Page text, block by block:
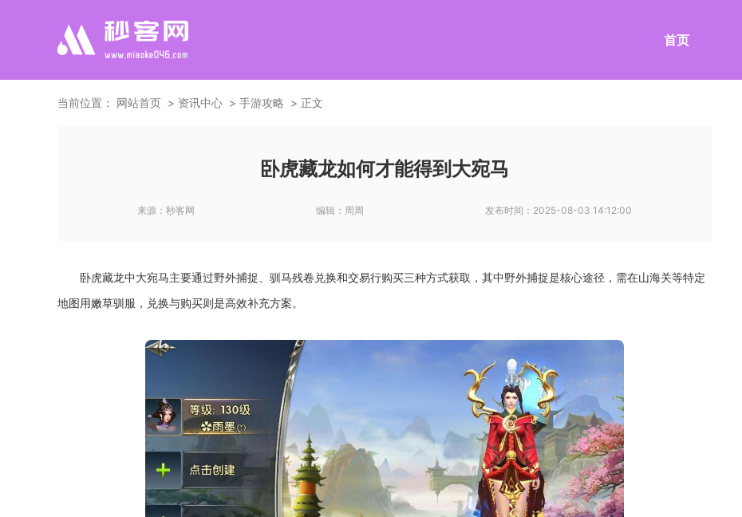
首页
当前位置： 网站首页 资讯中心 手游攻略 正文
卧虎藏龙如何才能得到大宛马
来源： 秒客网 编辑： 周周 发布时间： 2025-08-03 14:12:00
卧虎藏龙中大宛马主要通过野外捕捉、驯马残卷兑换和交易行购买三种方式获取，其中野外捕捉是核心途径，需在山海关等特定
地图用嫩草驯服，兑换与购买则是高效补充方案。